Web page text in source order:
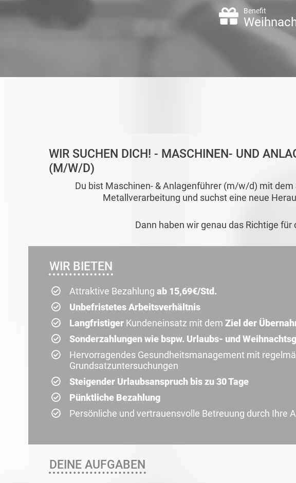
Benefit
WIR SUCHEN DICH! - MASCHINEN- UND
(M/W/D)
Du bist Maschinen- & Anlagenführer (m/w/d) mit
Metallverarbeitung und suchst eine neue
Dann haben wir genau das Richtige für
WIR BIETEN
Attraktive Bezahlung ab 15,69€/Std.
Unbefristetes Arbeitsverhältnis
Langfristiger Kundeneinsatz mit dem Ziel der
Sonderzahlungen wie bspw. Urlaubs- und
Hervorragendes Gesundheitsmanagement mit
Grundsatzuntersuchungen
Steigender Urlaubsanspruch bis zu 30 Tage
Pünktliche Bezahlung
Persönliche und vertrauensvolle Betreuung durch Ihre
DEINE AUFGABEN